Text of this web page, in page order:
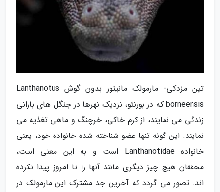
تین مزدکی- مارمولک مانیتور بدون گوش Lanthanotus
borneensis که در بورنئو، نزدیک نهرها در جنگل های بارانی
زندگی می نمایند، از کرم خاکی، خرچنگ و ماهی تغذیه می
نمایند. این گونه تنها عضو شناخته شده خانواده خود، یعنی
خانواده Lanthanotidae است و به این معنی است،
محققان هیچ چیز دیگری مانند آنها را تا امروز پیدا نکرده
اند. تصور می گردد که آخرین جد مشترک این مارمولک در